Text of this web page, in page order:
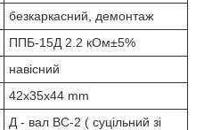
безкаркасний, демонтаж
ППБ-15Д 2.2 кОм±5%
навісний
42х35х44 mm
Д - вал ВС-2 ( суцільний зі